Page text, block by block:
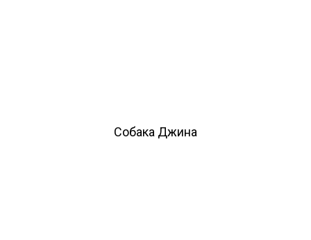
Собака Джина